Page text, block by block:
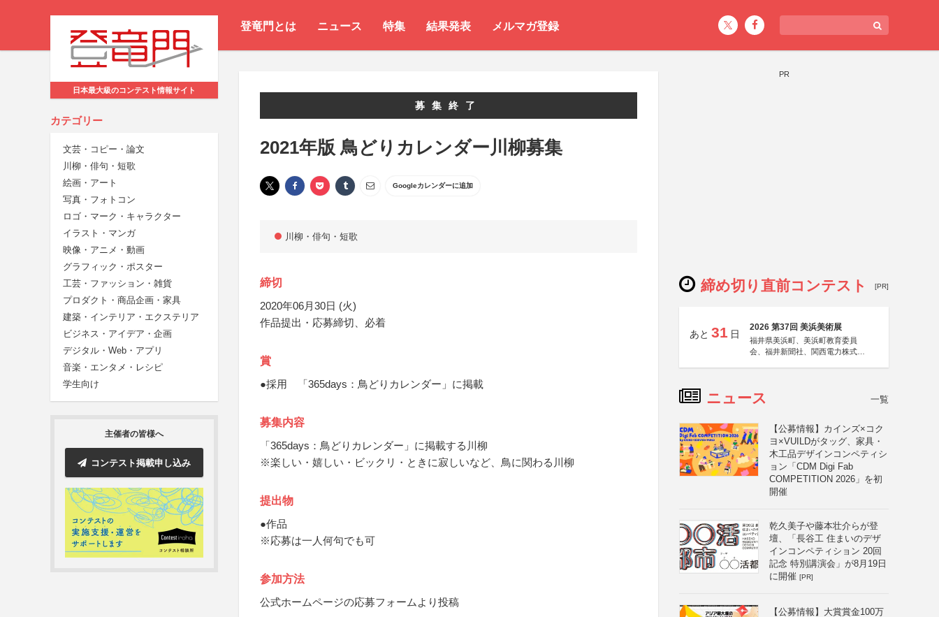
登竜門とは ニュース 特集 結果発表 メルマガ登録
日本最大級のコンテスト情報サイト
カテゴリー
文芸・コピー・論文
川柳・俳句・短歌
絵画・アート
写真・フォトコン
ロゴ・マーク・キャラクター
イラスト・マンガ
映像・アニメ・動画
グラフィック・ポスター
工芸・ファッション・雑貨
プロダクト・商品企画・家具
建築・インテリア・エクステリア
ビジネス・アイデア・企画
デジタル・Web・アプリ
音楽・エンタメ・レシピ
学生向け
主催者の皆様へ
コンテスト掲載申し込み
募集終了
2021年版 鳥どりカレンダー川柳募集
Googleカレンダーに追加
川柳・俳句・短歌
締切
2020年06月30日 (火)
作品提出・応募締切、必着
賞
●採用 「365days：鳥どりカレンダー」に掲載
募集内容
「365days：鳥どりカレンダー」に掲載する川柳
※楽しい・嬉しい・ビックリ・ときに寂しいなど、鳥に関わる川柳
提出物
●作品
※応募は一人何句でも可
参加方法
公式ホームページの応募フォームより投稿
PR
締め切り直前コンテスト [PR]
あと 31 日
2026 第37回 美浜美術展
福井県美浜町、美浜町教育委員
会、福井新聞社、関西電力株式会
ニュース 一覧
【公募情報】カインズ×コク
ヨ×VUILDがタッグ、家具・
木工品デザインコンペティシ
ョン「CDM Digi Fab
COMPETITION 2026」を初
開催
乾久美子や藤本壮介らが登
壇、「長谷工 住まいのデザ
インコンペティション 20回
記念 特別講演会」が8月19日
に開催 [PR]
【公募情報】大賞賞金100万